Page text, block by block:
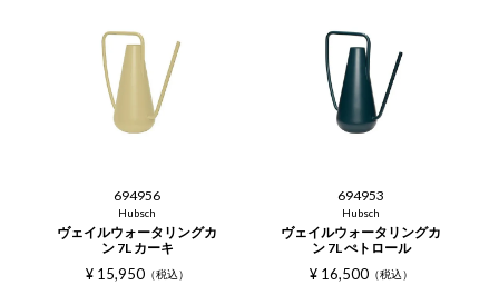
694956
Hubsch
ヴェイルウォータリングカ
ン 7L カーキ
¥ 15,950 税込
694953
Hubsch
ヴェイルウォータリングカ
ン 7L ぺトロール
¥ 16,500 税込